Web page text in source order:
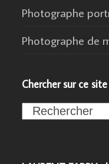
Photographe
Photographe de
Chercher sur ce
Search